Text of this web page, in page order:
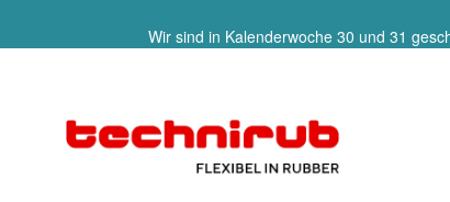
Wir sind in Kalenderwoche 30 und 31